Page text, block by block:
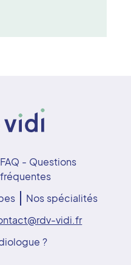
FAQ - Questions
fréquentes
Nos spécialités
vidi.fr
?